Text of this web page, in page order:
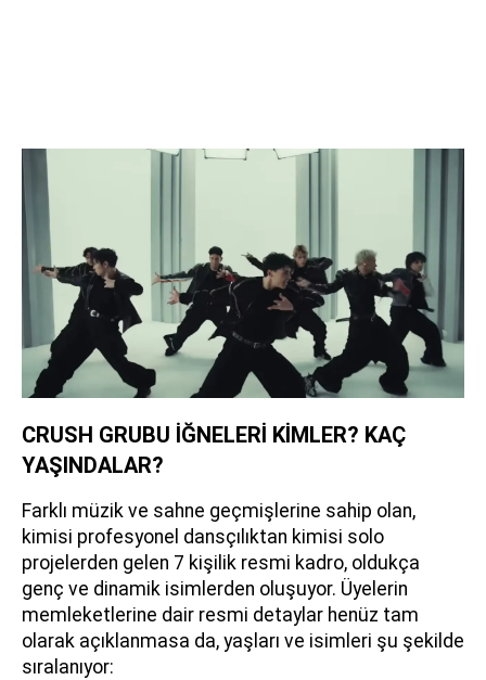
CRUSH GRUBU İĞNELERİ KİMLER? KAÇ
YAŞINDALAR?
Farklı müzik ve sahne geçmişlerine sahip olan,
kimisi profesyonel dansçılıktan kimisi solo
projelerden gelen 7 kişilik resmi kadro, oldukça
genç ve dinamik isimlerden oluşuyor. Üyelerin
memleketlerine dair resmi detaylar henüz tam
olarak açıklanmasa da, yaşları ve isimleri şu şekilde
sıralanıyor: